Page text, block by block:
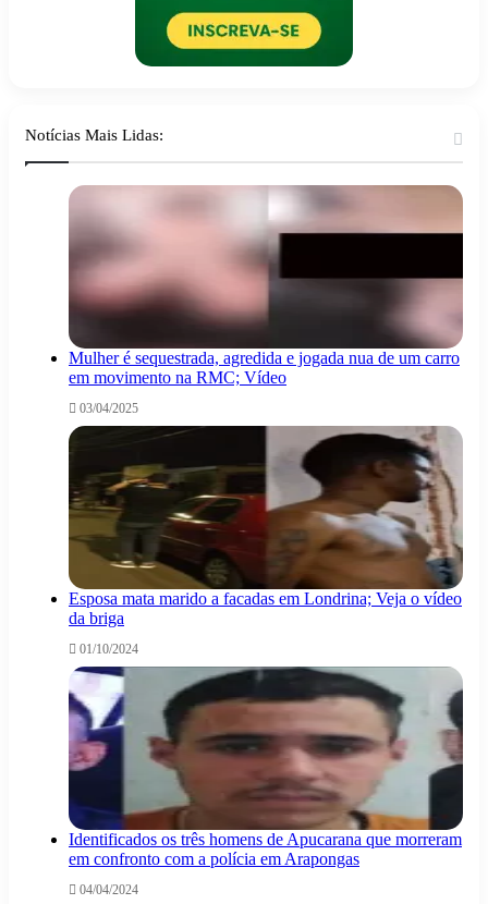
Notícias Mais Lidas:
Mulher é sequestrada, agredida e jogada nua de um carro
em movimento na RMC; Vídeo
03/04/2025
Esposa mata marido a facadas em Londrina; Veja o vídeo
da briga
01/10/2024
Identificados os três homens de Apucarana que morreram
em confronto com a polícia em Arapongas
04/04/2024